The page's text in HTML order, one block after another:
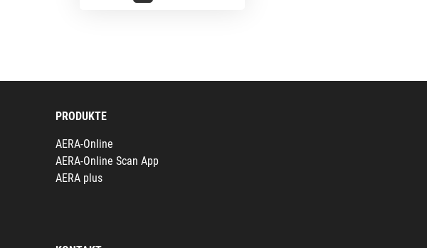
PRODUKTE
AERA-Online
AERA-Online Scan App
AERA plus